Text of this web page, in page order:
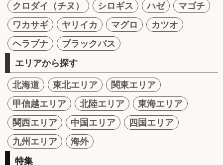
クロダイ（チヌ）
シロギス ハゼ
マゴチ
ワカサギ
ヤリイカ マグロ
カツオ
ヘラブナ
ブラックバス
エリアから探す
北海道 東北エリア
関東エリア
甲信越エリア
北陸エリア
東海エリア
関西エリア
中国エリア
四国エリア
九州エリア
海外
特集